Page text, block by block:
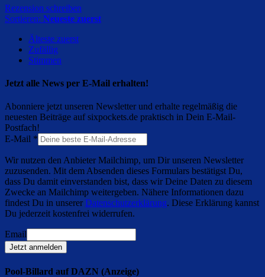
Rezension schreiben
Sortieren: Neueste zuerst
Älteste zuerst
Zufällig
Stimmen
Jetzt alle News per E-Mail erhalten!
Abonniere jetzt unseren Newsletter und erhalte regelmäßig die
neuesten Beiträge auf sixpockets.de praktisch in Dein E-Mail-
Postfach!
E-Mail *
Wir nutzen den Anbieter Mailchimp, um Dir unseren Newsletter
zuzusenden. Mit dem Absenden dieses Formulars bestätigst Du,
dass Du damit einverstanden bist, dass wir Deine Daten zu diesem
Zwecke an Mailchimp weitergeben. Nähere Informationen dazu
findest Du in unsererDatenschutzerklärung. Diese Erklärung kannst
Du jederzeit kostenfrei widerrufen.
Email
Jetzt anmelden
Pool-Billard auf DAZN (Anzeige)